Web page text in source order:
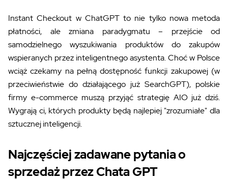
Instant Checkout w ChatGPT to nie tylko nowa metoda
płatności, ale zmiana paradygmatu – przejście od
samodzielnego wyszukiwania produktów do zakupów
wspieranych przez inteligentnego asystenta. Choć w Polsce
wciąż czekamy na pełną dostępność funkcji zakupowej (w
przeciwieństwie do działającego już SearchGPT), polskie
firmy e-commerce muszą przyjąć strategię AIO już dziś.
Wygrają ci, których produkty będą najlepiej "zrozumiałe" dla
sztucznej inteligencji.
Najczęściej zadawane pytania o
sprzedaż przez Chata GPT